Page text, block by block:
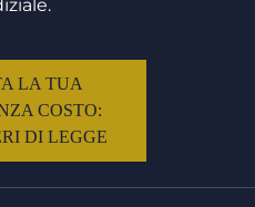
LA TUA
COSTO:
DI LEGGE